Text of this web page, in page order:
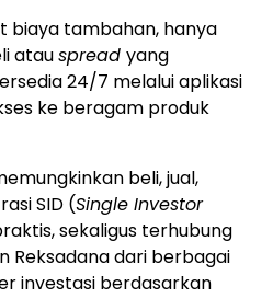
biaya tambahan, hanya
atauspread yang
24/7 melalui aplikasi
ke beragam produk
beli, jual,
SID (Single Investor
sekaligus terhubung
Reksadana dari berbagai
investasi berdasarkan